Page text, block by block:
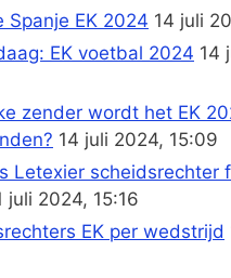
Spanje EK 2024 14 juli
EK voetbal 2024 14
zender wordt het EK
14 juli 2024, 15:09
Letexier scheidsrechter
juli 2024, 15:16
EK per wedstrijd